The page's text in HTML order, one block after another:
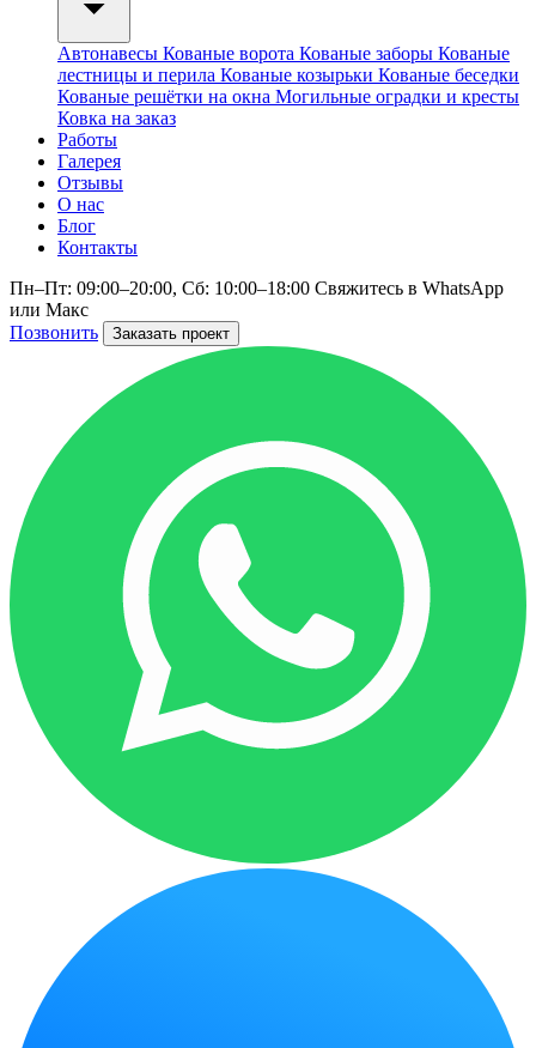
Автонавесы Кованые ворота Кованые заборы Кованые
лестницы и перила Кованые козырьки Кованые беседки
Кованые решётки на окна Могильные оградки и кресты
Ковка на заказ
Работы
Галерея
Отзывы
О нас
Блог
Контакты
Пн–Пт: 09:00–20:00, Сб: 10:00–18:00 Свяжитесь в WhatsApp
или Макс
Позвонить
Заказать проект